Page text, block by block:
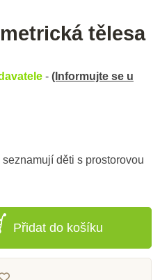
tělesa
- (Informujte se u
děti s prostorovou
Přidat do košíku